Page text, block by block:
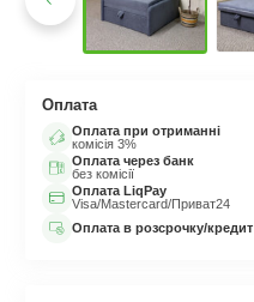
Оплата
Оплата при отриманні
комісія 3%
Оплата через банк
без комісії
Оплата LiqPay
Visa/Mastercard/Приват24
Оплата в розсрочку/кредит